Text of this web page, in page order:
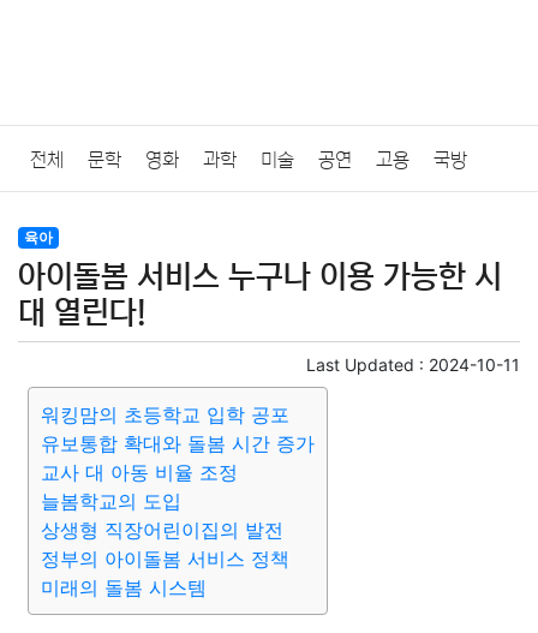
전체 문학 영화 과학 미술 공연 고용 국방
법률
질병 가요 방송 일상 주식 암호화폐 블록체인
미용 증권 인테리어
요리 상품리뷰 원예 금융
대출 자동차 취미 여행
종교 사회 정치 건강 의료
부동산 외국어 교육 교통 생활
육아
아이돌봄 서비스 누구나 이용 가능한 시
대 열린다!
Last Updated : 2024-10-11
워킹맘의 초등학교 입학 공포
유보통합 확대와 돌봄 시간 증가
교사 대 아동 비율 조정
늘봄학교의 도입
상생형 직장어린이집의 발전
정부의 아이돌봄 서비스 정책
미래의 돌봄 시스템